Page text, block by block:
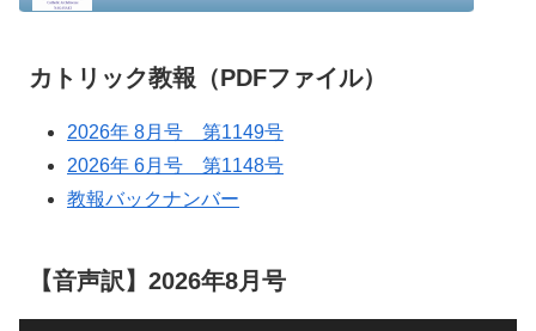
カトリック教報（PDFファイル）
2026年 8月号 第1149号
2026年 6月号 第1148号
教報バックナンバー
【音声訳】2026年8月号